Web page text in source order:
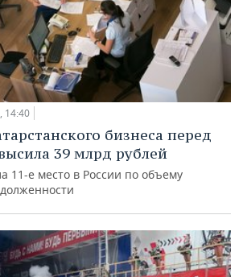
14:40
бизнеса перед
39 млрд рублей
11-е место в России по объему